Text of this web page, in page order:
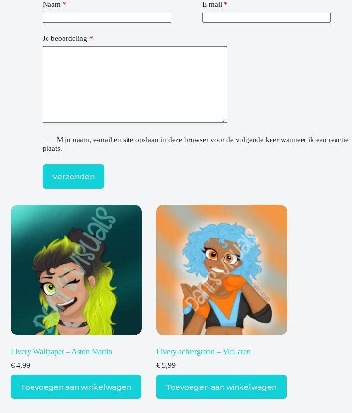
Naam* E-mail*
Je beoordeling *
Mijn naam, e-mail en site opslaan in deze browser voor de volgende keer wanneer ik een reactie
plaats.
Verzenden
Livery Wallpaper – Aston Martin
€4,99
Toevoegen aan winkelwagen
Livery achtergrond – McLaren
€5,99
Toevoegen aan winkelwagen